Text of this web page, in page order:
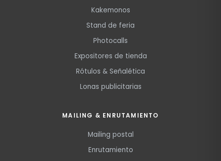
Kakemonos
Stand de feria
Photocalls
Expositores de tienda
Rótulos & Señalética
Lonas publicitarias
MAILING & ENRUTAMIENTO
Mailing postal
Enrutamiento